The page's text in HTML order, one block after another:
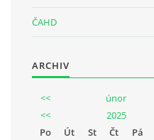
ČAHD
ARCHIV
<< únor
<<
2025
Po
Út St Čt Pá